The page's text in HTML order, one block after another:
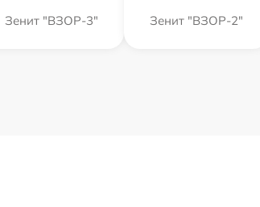
Зенит "ВЗОР-3" Зенит "ВЗОР-2"